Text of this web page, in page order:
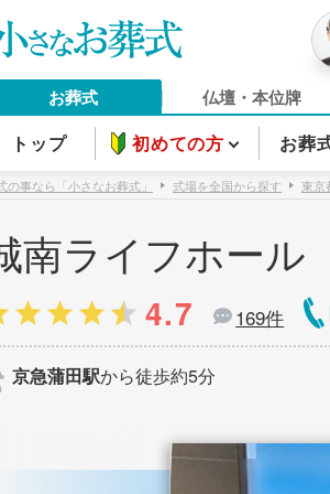
お葬式 仏壇・本位牌
トップ 初めての方 お葬
の事なら「小さなお葬式」 式場を全国から探す 東京
南ライフホール
4.7 169件
京急蒲田駅から徒歩約5分